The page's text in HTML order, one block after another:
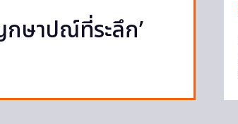
กษาปณ์ที่ระลึก’